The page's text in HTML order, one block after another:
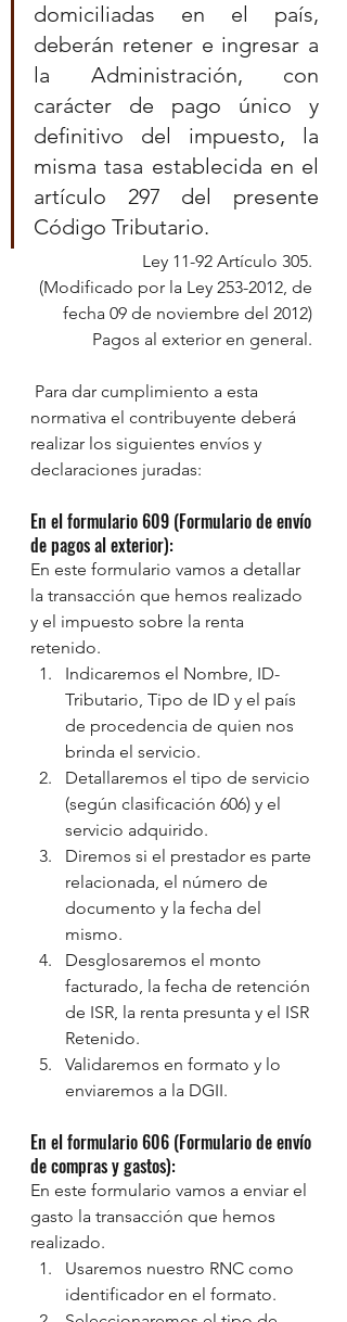
domiciliadas en el país,
deberán retener e ingresar a
la Administración, con
carácter de pago único y
definitivo del impuesto, la
misma tasa establecida en el
artículo 297 del presente
Código Tributario.
Ley 11-92 Artículo 305.
(Modificado por la Ley 253-2012, de
fecha 09 de noviembre del 2012)
Pagos al exterior en general.
normativa el contribuyente deberá
realizar los siguientes envíos y
declaraciones juradas:
En el formulario 609 (Formulario de envío
de pagos al exterior):
En este formulario vamos a detallar
la transacción que hemos realizado
y el impuesto sobre la renta
retenido.
Indicaremos el Nombre, ID-
Tributario, Tipo de ID y el país
de procedencia de quien nos
brinda el servicio.
Detallaremos el tipo de servicio
(según clasificación 606) y el
servicio adquirido.
Diremos si el prestador es parte
relacionada, el número de
documento y la fecha del
mismo.
Desglosaremos el monto
facturado, la fecha de retención
de ISR, la renta presunta y el ISR
Retenido.
Validaremos en formato y lo
enviaremos a la DGII.
En el formulario 606 (Formulario de envío
de compras y gastos):
En este formulario vamos a enviar el
gasto la transacción que hemos
realizado.
Usaremos nuestro RNC como
identificador en el formato.